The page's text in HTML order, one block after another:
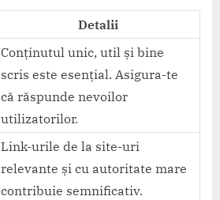
Detalii
Conținutul unic, util și bine
scris este esențial. Asigura-te
că răspunde nevoilor
utilizatorilor.
Link-urile de la site-uri
relevante și cu autoritate mare
contribuie semnificativ.